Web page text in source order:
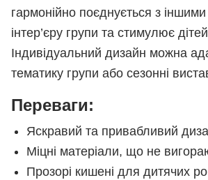
гармонійно поєднується з
інтер’єру групи та стимулює
Індивідуальний дизайн можна
тематику групи або сезонні
Переваги:
Яскравий та привабливий
Міцні матеріали, що не
Прозорі кишені для дитячих